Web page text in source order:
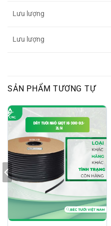
Lưu lượng
Lưu lượng
SẢN PHẨM TƯƠNG TỰ